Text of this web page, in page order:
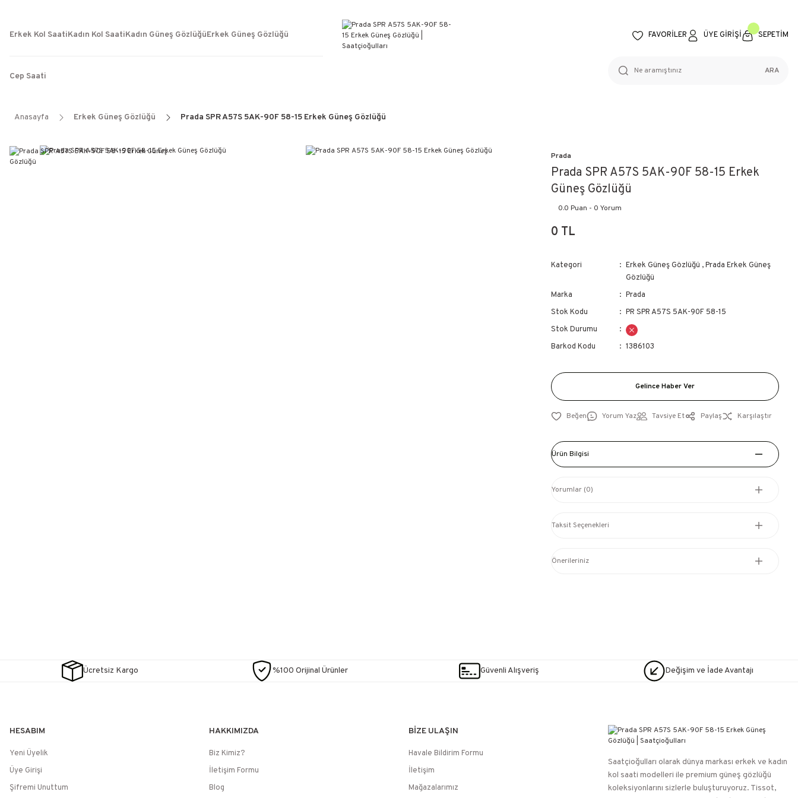
%100 ORİJİNAL ÜRÜN GARANTİSİ
WEB SİTESİNE ÖZEL FİYATLAR
KAÇIRILMAYACAK FIRSATLAR
Erkek Kol SaatiKadın Kol SaatiKadın Güneş GözlüğüErkek Güneş Gözlüğü
Cep Saati
FAVORİLER ÜYE GİRİŞİ SEPETİM
ARA
Anasayfa Erkek Güneş Gözlüğü Prada SPR A57S 5AK-90F 58-15 Erkek Güneş Gözlüğü
Prada
Prada SPR A57S 5AK-90F 58-15 Erkek
Güneş Gözlüğü
0.0 Puan - 0 Yorum
0 TL
Kategori Erkek Güneş Gözlüğü ,Prada Erkek Güneş
Gözlüğü
Marka
Prada
Stok Kodu
PR SPR A57S 5AK-90F 58-15
Stok Durumu
Barkod Kodu
1386103
Gelince Haber Ver
Yorum Yaz Tavsiye Et Paylaş Karşılaştır
Ürün Bilgisi
Yorumlar (0)
Taksit Seçenekleri
Önerileriniz
Ücretsiz Kargo %100 Orijinal Ürünler Güvenli Alışveriş Değişim ve İade Avantajı
HESABIM
Yeni Üyelik
Üye Girişi
Şifremi Unuttum
HAKKIMIZDA
Biz Kimiz?
İletişim Formu
Blog
BİZE ULAŞIN
Havale Bildirim Formu
İletişim
Mağazalarımız
Saatçioğulları⁠ olarak dünya markası erkek ve kadın
kol saati modelleri ile premium güneş gözlüğü
koleksiyonlarını sizlerle buluşturuyoruz. Tissot,